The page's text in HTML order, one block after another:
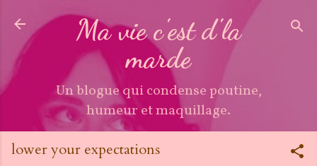
Accéder au contenu principal
Ma vie c'est d'la
marde
Un blogue qui condense poutine,
humeur et maquillage.
lower your expectations